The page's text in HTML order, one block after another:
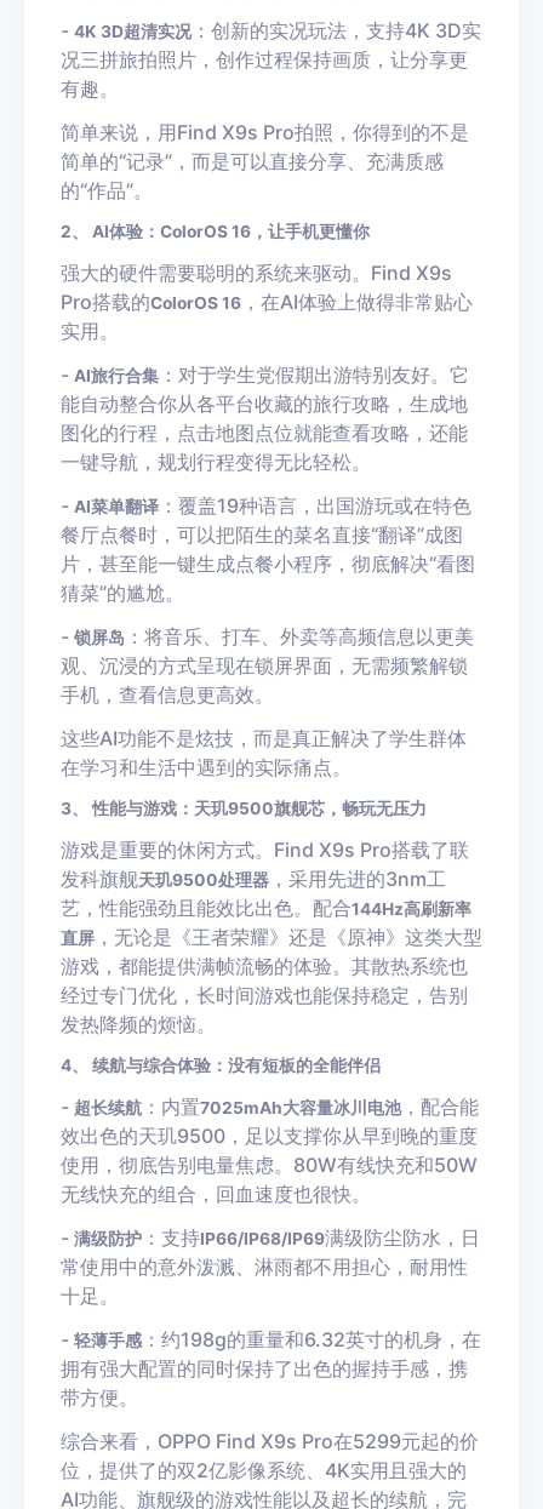
- 4K 3D超清实况：创新的实况玩法，支持4K 3D实
况三拼旅拍照片，创作过程保持画质，让分享更
有趣。
简单来说，用Find X9s Pro拍照，你得到的不是
简单的“记录”，而是可以直接分享、充满质感
的“作品”。
2、 AI体验：ColorOS 16，让手机更懂你
强大的硬件需要聪明的系统来驱动。Find X9s
Pro搭载的ColorOS 16 ，在AI体验上做得非常贴心
实用。
- AI旅行合集 ：对于学生党假期出游特别友好。它
能自动整合你从各平台收藏的旅行攻略，生成地
图化的行程，点击地图点位就能查看攻略，还能
一键导航，规划行程变得无比轻松。
- AI菜单翻译 ：覆盖19种语言，出国游玩或在特色
餐厅点餐时，可以把陌生的菜名直接“翻译”成图
片，甚至能一键生成点餐小程序，彻底解决“看图
猜菜”的尴尬。
- 锁屏岛 ：将音乐、打车、外卖等高频信息以更美
观、沉浸的方式呈现在锁屏界面，无需频繁解锁
手机，查看信息更高效。
这些AI功能不是炫技，而是真正解决了学生群体
在学习和生活中遇到的实际痛点。
3、 性能与游戏：天玑9500旗舰芯，畅玩无压力
游戏是重要的休闲方式。Find X9s Pro搭载了联
发科旗舰天玑9500处理器 ，采用先进的3nm工
艺，性能强劲且能效比出色。配合144Hz高刷新率
直屏 ，无论是《王者荣耀》还是《原神》这类大型
游戏，都能提供满帧流畅的体验。其散热系统也
经过专门优化，长时间游戏也能保持稳定，告别
发热降频的烦恼。
4、 续航与综合体验：没有短板的全能伴侣
- 超长续航 ：内置7025mAh大容量冰川电池，配合能
效出色的天玑9500，足以支撑你从早到晚的重度
使用，彻底告别电量焦虑。80W有线快充和50W
无线快充的组合，回血速度也很快。
- 满级防护 ：支持IP66/IP68/IP69满级防尘防水，日
常使用中的意外泼溅、淋雨都不用担心，耐用性
十足。
- 轻薄手感 ：约198g的重量和6.32英寸的机身，在
拥有强大配置的同时保持了出色的握持手感，携
带方便。
综合来看，OPPO Find X9s Pro在5299元起的价
位，提供了的双2亿影像系统、4K实用且强大的
AI功能、旗舰级的游戏性能以及超长的续航，完